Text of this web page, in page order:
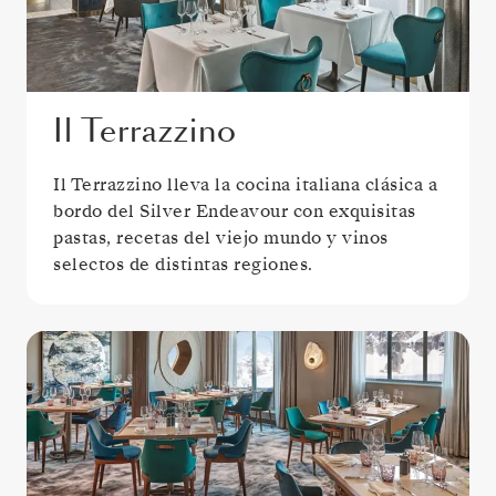
Il Terrazzino
Il Terrazzino lleva la cocina italiana clásica a
bordo del Silver Endeavour con exquisitas
pastas, recetas del viejo mundo y vinos
selectos de distintas regiones.